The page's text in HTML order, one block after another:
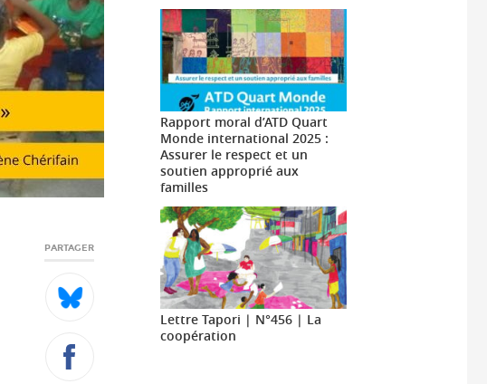
PARTAGER
Rapport moral d’ATD Quart
Monde international 2025 :
Assurer le respect et un
soutien approprié aux
familles
Lettre Tapori | N°456 | La
coopération